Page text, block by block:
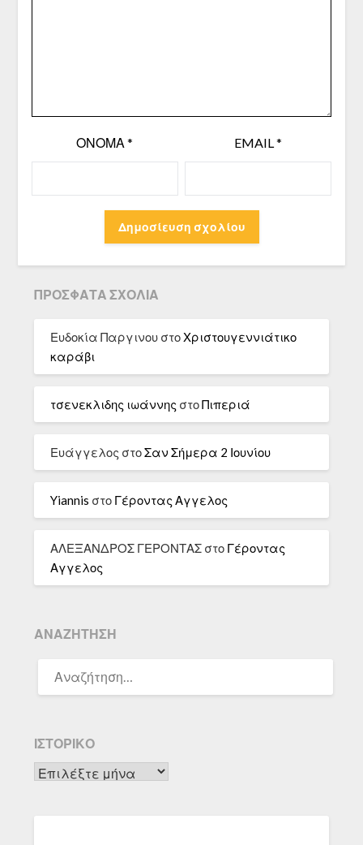
ΌΝΟΜΑ* EMAIL*
ΠΡΌΣΦΑΤΑ ΣΧΌΛΙΑ
Ευδοκία Παργινου στοΧριστουγεννιάτικο
καράβι
τσενεκλιδης ιωάννης στοΠιπεριά
Ευάγγελος στοΣαν Σήμερα 2 Ιουνίου
Yiannis στο Γέροντας Αγγελος
ΑΛΕΞΑΝΔΡΟΣ ΓΕΡΟΝΤΑΣ στο Γέροντας
Αγγελος
ΑΝΑΖΉΤΗΣΗ
ΓΙΑ:
ΙΣΤΟΡΙΚΌ
Ιστορικό